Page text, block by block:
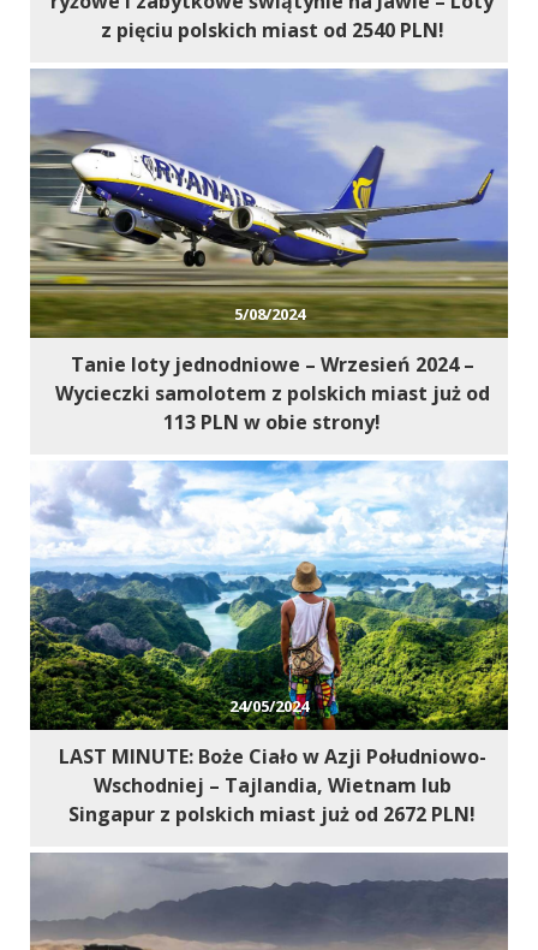
z pięciu polskich miast od 2540 PLN!
5/08/2024
Tanie loty jednodniowe – Wrzesień 2024 –
Wycieczki samolotem z polskich miast już od
113 PLN w obie strony!
24/05/2024
LAST MINUTE: Boże Ciało w Azji Południowo-
Wschodniej – Tajlandia, Wietnam lub
Singapur z polskich miast już od 2672 PLN!